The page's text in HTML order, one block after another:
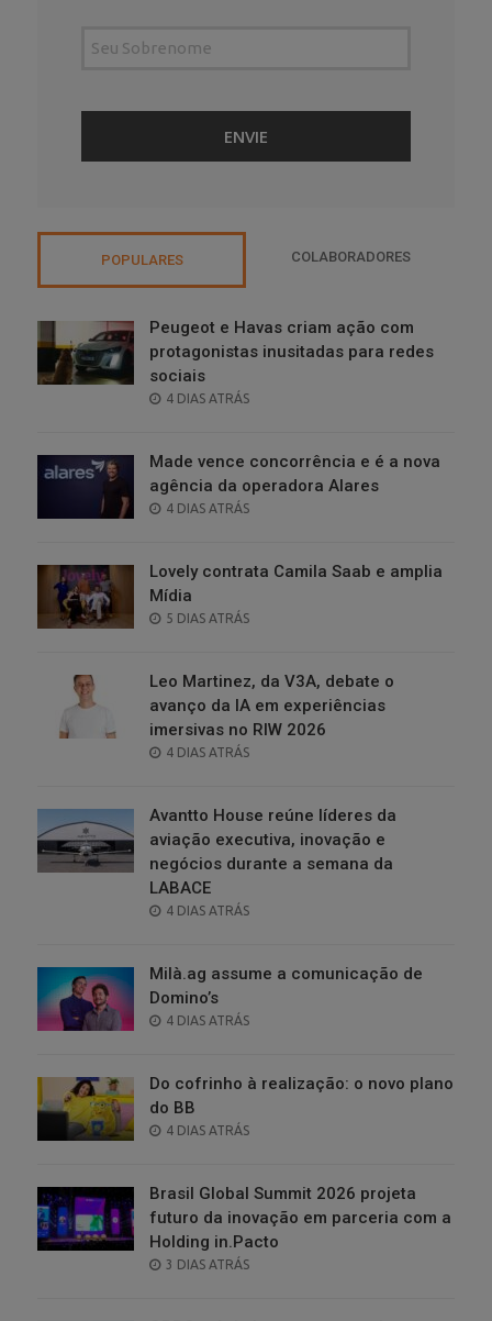
POPULARES COLABORADORES
Peugeot e Havas criam ação com
protagonistas inusitadas para redes
sociais
POSTED
4 DIAS ATRÁS
Made vence concorrência e é a nova
agência da operadora Alares
POSTED
4 DIAS ATRÁS
Lovely contrata Camila Saab e amplia
Mídia
POSTED
5 DIAS ATRÁS
Leo Martinez, da V3A, debate o
avanço da IA em experiências
imersivas no RIW 2026
POSTED
4 DIAS ATRÁS
Avantto House reúne líderes da
aviação executiva, inovação e
negócios durante a semana da
LABACE
POSTED
4 DIAS ATRÁS
Milà.ag assume a comunicação de
Domino’s
POSTED
4 DIAS ATRÁS
Do cofrinho à realização: o novo plano
do BB
POSTED
4 DIAS ATRÁS
Brasil Global Summit 2026 projeta
futuro da inovação em parceria com a
Holding in.Pacto
POSTED
3 DIAS ATRÁS